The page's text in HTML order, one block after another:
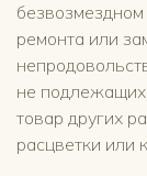
ремонта или
не подлежащих
товар других
расцветки или